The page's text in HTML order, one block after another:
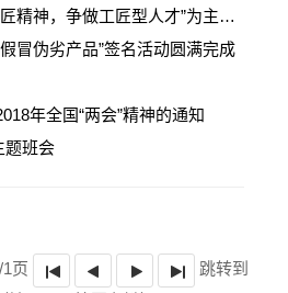
争做工匠型人才”为主题教育活动的通知
冒伪劣产品”签名活动圆满完成
年全国“两会”精神的通知
题班会
/1页
跳转到